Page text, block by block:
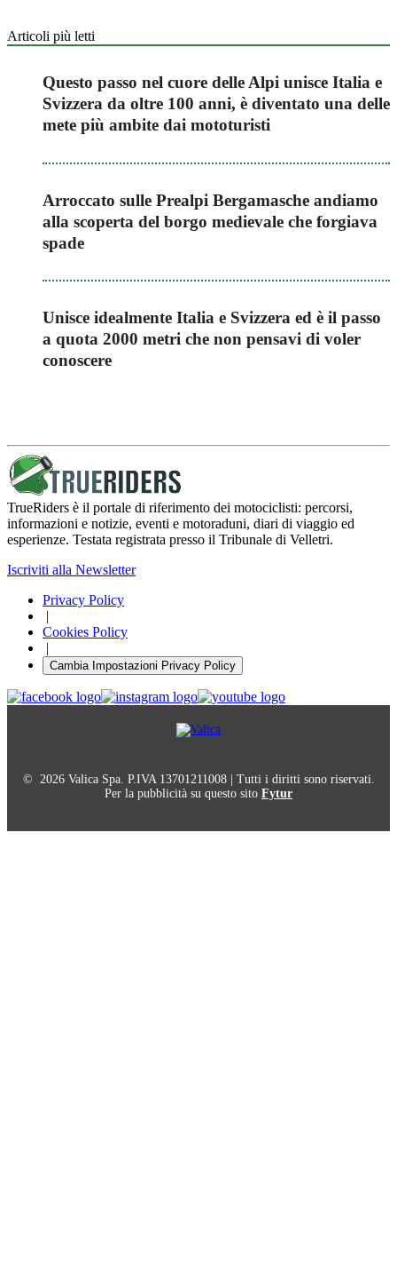
Articoli più letti
Questo passo nel cuore delle Alpi unisce Italia e
Svizzera da oltre 100 anni, è diventato una delle
mete più ambite dai mototuristi
Arroccato sulle Prealpi Bergamasche andiamo
alla scoperta del borgo medievale che forgiava
spade
Unisce idealmente Italia e Svizzera ed è il passo
a quota 2000 metri che non pensavi di voler
conoscere
TrueRiders è il portale di riferimento dei motociclisti: percorsi,
informazioni e notizie, eventi e motoraduni, diari di viaggio ed
esperienze. Testata registrata presso il Tribunale di Velletri.
Iscriviti alla Newsletter
Privacy Policy
|
Cookies Policy
|
Cambia Impostazioni Privacy Policy
© 2026 Valica Spa. P.IVA 13701211008 | Tutti i diritti sono riservati.
Per la pubblicità su questo sito Fytur